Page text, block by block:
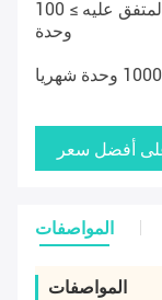
5 أيام خلال التسليم أو المتفق عليه ≥ 100
وحدة
1000 وحدة شهريا
أفضل سعر
المواصفات
المواصفات